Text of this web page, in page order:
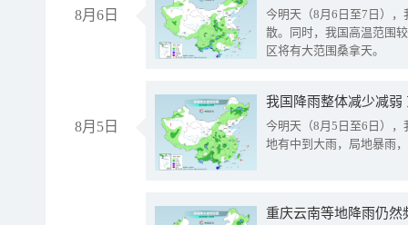
8月6日
今明天（8月6日至7日）
散。同时，我国高温范围
区将有大范围桑拿天。
8月5日
我国降雨整体减少减弱
今明天（8月5日至6日）
地有中到大雨，局地暴雨
重庆云南等地降雨仍然